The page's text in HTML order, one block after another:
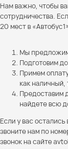
Нам важно, чтобы
сотрудничества.
20 мест в
Мы
Подготовим
Примем
как наличный,
Предоставим
найдете всю
Если у вас
звоните нам по
звонок на сайте